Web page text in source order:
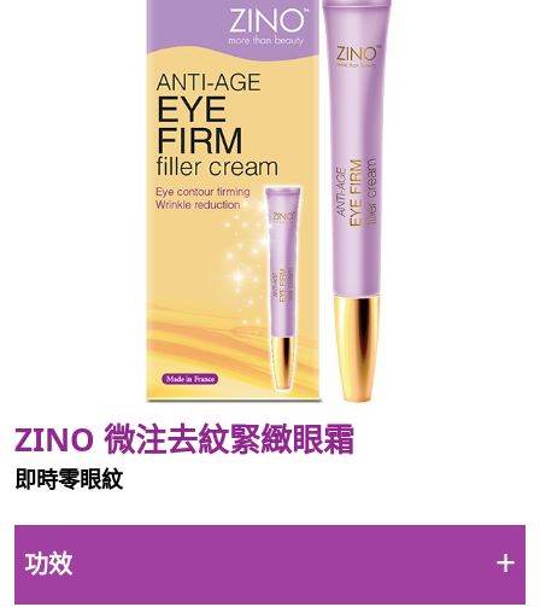
ZINO 微注去紋緊緻眼霜
即時零眼紋
功效 +